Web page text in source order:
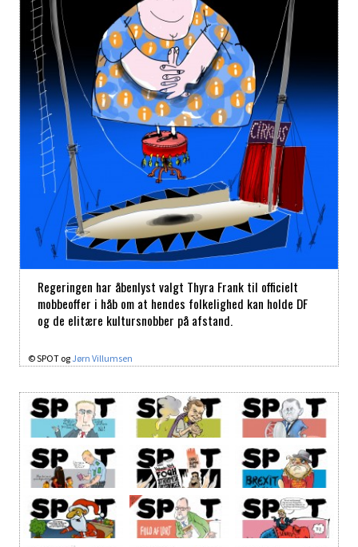
Regeringen har åbenlyst valgt Thyra Frank til officielt
mobbeoffer i håb om at hendes folkelighed kan holde DF
og de elitære kultursnobber på afstand.
© SPOT og Jørn Villumsen